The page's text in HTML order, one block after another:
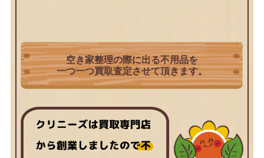
空き家整理の際に出る不用品を
一つ一つ買取査定させて頂きます。